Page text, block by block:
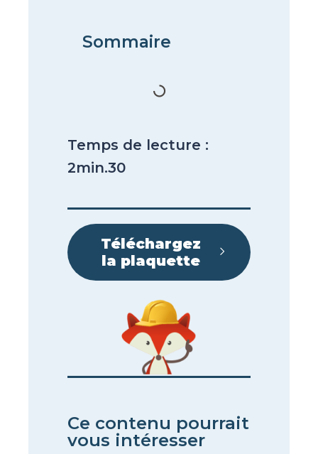
Sommaire
Temps de lecture :
2min.30
Téléchargez
la plaquette​
Ce contenu pourrait
vous intéresser